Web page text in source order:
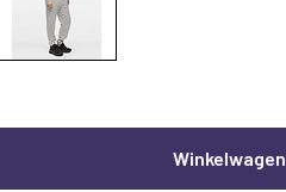
Winkelwagen